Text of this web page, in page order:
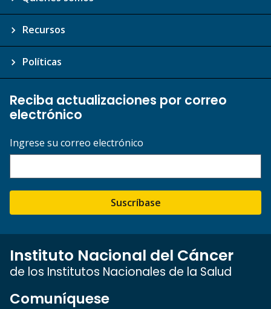
Recursos
Políticas
Reciba actualizaciones por correo
electrónico
Ingrese su correo electrónico
Suscríbase
Instituto Nacional del Cáncer
de los Institutos Nacionales de la Salud
Comuníquese